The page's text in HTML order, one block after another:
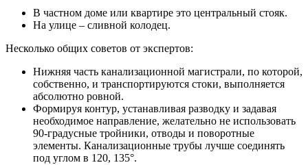
В частном доме или квартире это центральный стояк.
На улице – сливной колодец.
Несколько общих советов от экспертов:
Нижняя часть канализационной магистрали, по которой,
собственно, и транспортируются стоки, выполняется
абсолютно ровной.
Формируя контур, устанавливая разводку и задавая
необходимое направление, желательно не использовать
90-градусные тройники, отводы и поворотные
элементы. Канализационные трубы лучше соединять
под углом в 120, 135°.